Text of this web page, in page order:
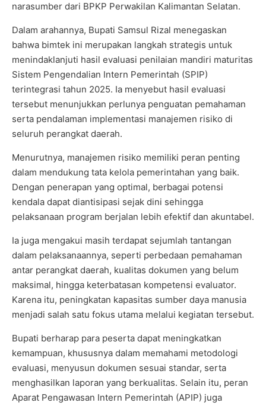
narasumber dari BPKP Perwakilan Kalimantan Selatan.
Dalam arahannya, Bupati Samsul Rizal menegaskan
bahwa bimtek ini merupakan langkah strategis untuk
menindaklanjuti hasil evaluasi penilaian mandiri maturitas
Sistem Pengendalian Intern Pemerintah (SPIP)
terintegrasi tahun 2025. Ia menyebut hasil evaluasi
tersebut menunjukkan perlunya penguatan pemahaman
serta pendalaman implementasi manajemen risiko di
seluruh perangkat daerah.
Menurutnya, manajemen risiko memiliki peran penting
dalam mendukung tata kelola pemerintahan yang baik.
Dengan penerapan yang optimal, berbagai potensi
kendala dapat diantisipasi sejak dini sehingga
pelaksanaan program berjalan lebih efektif dan akuntabel.
Ia juga mengakui masih terdapat sejumlah tantangan
dalam pelaksanaannya, seperti perbedaan pemahaman
antar perangkat daerah, kualitas dokumen yang belum
maksimal, hingga keterbatasan kompetensi evaluator.
Karena itu, peningkatan kapasitas sumber daya manusia
menjadi salah satu fokus utama melalui kegiatan tersebut.
Bupati berharap para peserta dapat meningkatkan
kemampuan, khususnya dalam memahami metodologi
evaluasi, menyusun dokumen sesuai standar, serta
menghasilkan laporan yang berkualitas. Selain itu, peran
Aparat Pengawasan Intern Pemerintah (APIP) juga